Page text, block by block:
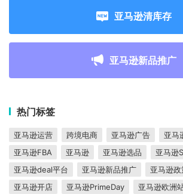
亚马逊清库存
亚马逊新品推广
热门标签
亚马逊运营 跨境电商 亚马逊广告
亚马
亚马逊FBA
亚马逊 亚马逊选品
亚马逊
亚马逊deal平台
亚马逊新品推广 亚马逊政
亚马逊开店
亚马逊PrimeDay 亚马逊欧洲